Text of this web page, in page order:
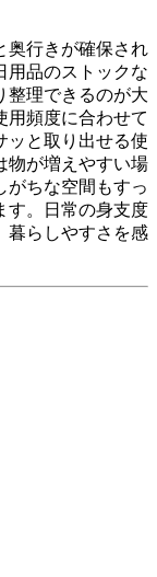
奥行きが確保され
用品のストックな
整理できるのが大
用頻度に合わせて
ッと取り出せる使
物が増えやすい場
がちな空間もすっ
す。日常の身支度
暮らしやすさを感